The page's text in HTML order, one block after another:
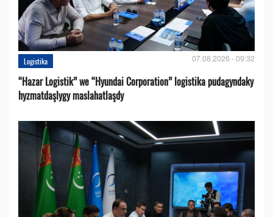
Logistika 07.08.2026 - 09:32
“Hazar Logistik” we “Hyundai Corporation” logistika pudagyndaky
hyzmatdaşlygy maslahatlaşdy